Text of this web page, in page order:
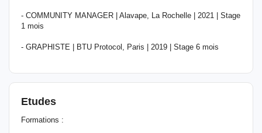
- COMMUNITY MANAGER | Alavape, La Rochelle | 2021 | Stage
1 mois
- GRAPHISTE | BTU Protocol, Paris | 2019 | Stage 6 mois
Etudes
Formations :